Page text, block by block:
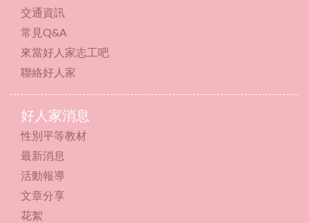
交通資訊
常見Q&A
來當好人家志工吧
聯絡好人家
好人家消息
性別平等教材
最新消息
活動報導
文章分享
花絮